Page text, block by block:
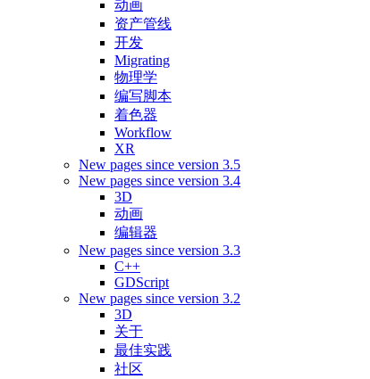
动画
资产管线
开发
Migrating
物理学
编写脚本
着色器
Workflow
XR
New pages since version 3.5
New pages since version 3.4
3D
动画
编辑器
New pages since version 3.3
C++
GDScript
New pages since version 3.2
3D
关于
最佳实践
社区